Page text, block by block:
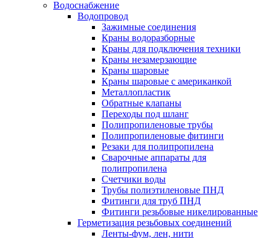
Водоснабжение
Водопровод
Зажимные соединения
Краны водоразборные
Краны для подключения техники
Краны незамерзающие
Краны шаровые
Краны шаровые с американкой
Металлопластик
Обратные клапаны
Переходы под шланг
Полипропиленовые трубы
Полипропиленовые фитинги
Резаки для полипропилена
Сварочные аппараты для
полипропилена
Счетчики воды
Трубы полиэтиленовые ПНД
Фитинги для труб ПНД
Фитинги резьбовые никелированные
Герметизация резьбовых соединений
Ленты-фум, лен, нити